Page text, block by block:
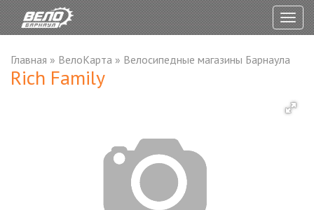
Главная » ВелоКарта » Велосипедные магазины Барнаула
Rich Family